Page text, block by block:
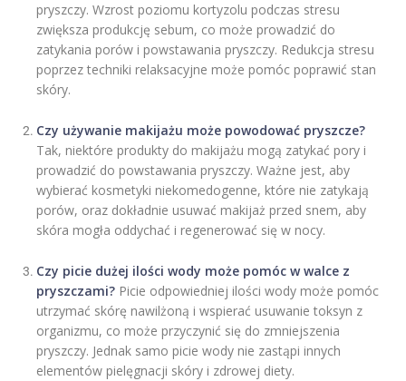
pryszczy. Wzrost poziomu kortyzolu podczas stresu
zwiększa produkcję sebum, co może prowadzić do
zatykania porów i powstawania pryszczy. Redukcja stresu
poprzez techniki relaksacyjne może pomóc poprawić stan
skóry.
Czy używanie makijażu może powodować pryszcze?
Tak, niektóre produkty do makijażu mogą zatykać pory i
prowadzić do powstawania pryszczy. Ważne jest, aby
wybierać kosmetyki niekomedogenne, które nie zatykają
porów, oraz dokładnie usuwać makijaż przed snem, aby
skóra mogła oddychać i regenerować się w nocy.
Czy picie dużej ilości wody może pomóc w walce z
pryszczami? Picie odpowiedniej ilości wody może pomóc
utrzymać skórę nawilżoną i wspierać usuwanie toksyn z
organizmu, co może przyczynić się do zmniejszenia
pryszczy. Jednak samo picie wody nie zastąpi innych
elementów pielęgnacji skóry i zdrowej diety.